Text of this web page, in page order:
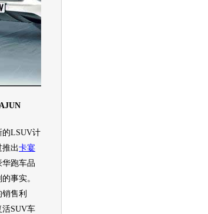
的LSUV计
推出卡宴
华跑车品
事实。
售利
活SUV车